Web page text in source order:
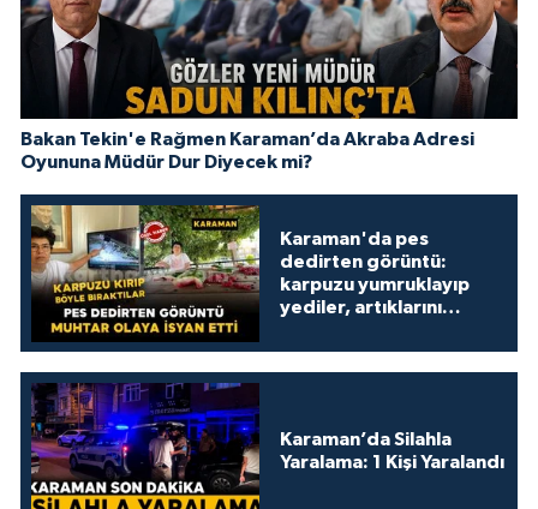
Bakan Tekin'e Rağmen Karaman’da Akraba Adresi
Oyununa Müdür Dur Diyecek mi?
Karaman'da pes
dedirten görüntü:
karpuzu yumruklayıp
yediler, artıklarını
Karaman’da Silahla
Yaralama: 1 Kişi Yaralandı